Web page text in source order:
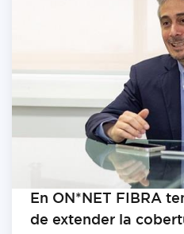
En ON*NET FIBRA
de extender la